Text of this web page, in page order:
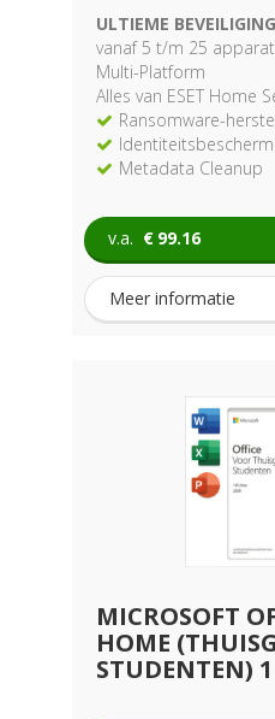
ULTIEME BEVEILIGING
vanaf 5 t/m 25
Multi-Platform
Alles van ESET Home
Ransomware-
Metadata Cleanup
v.a. € 99.16
Meer informatie
MICROSOFT
HOME
STUDENTEN)